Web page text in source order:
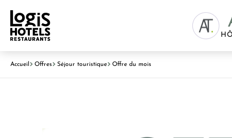
Accueil Offres Séjour touristique Offre du mois